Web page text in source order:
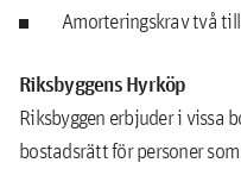
Amorteringskrav två
Riksbyggens Hyrköp
Riksbyggen erbjuder i vissa
bostadsrätt för personer